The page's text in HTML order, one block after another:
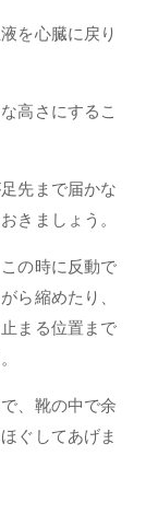
を心臓に戻り
高さ にするこ
先まで届かな
きましょう。
の時に反動で
ら縮めたり、
まる位置まで
、靴の中で余
ぐしてあげま